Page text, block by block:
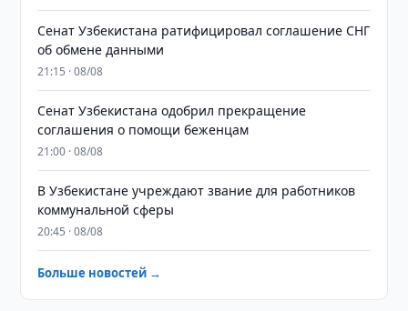
Сенат Узбекистана ратифицировал соглашение СНГ
об обмене данными
21:15 · 08/08
Сенат Узбекистана одобрил прекращение
соглашения о помощи беженцам
21:00 · 08/08
В Узбекистане учреждают звание для работников
коммунальной сферы
20:45 · 08/08
Больше новостей →